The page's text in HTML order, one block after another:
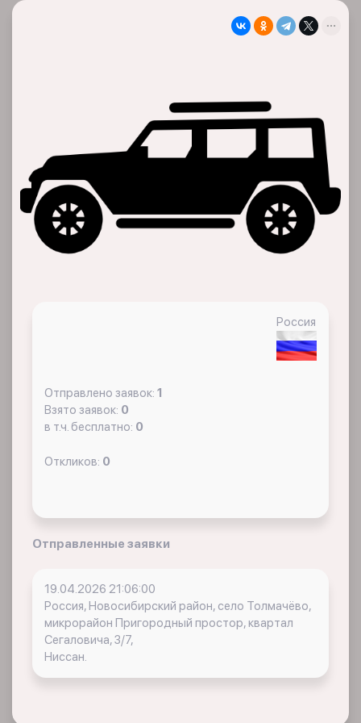
Россия
Отправлено заявок: 1
Взято заявок: 0
в т.ч. бесплатно: 0
Откликов: 0
Отправленные заявки
19.04.2026 21:06:00
Россия, Новосибирский район, село Толмачёво,
микрорайон Пригородный простор, квартал
Сегаловича, 3/7,
Ниссан.